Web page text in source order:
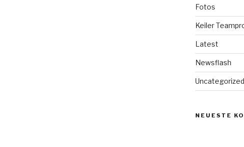
Fotos
Keiler
Latest
Newsflash
Uncategorized
NEUESTE